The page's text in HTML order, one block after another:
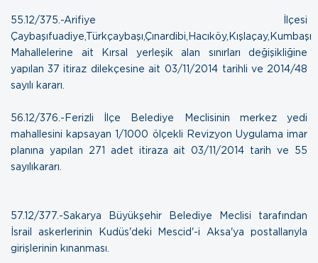
55.12/375.-Arifiye İlçesi
Çaybaşıfuadiye,Türkçaybaşı,Çınardibi,Hacıköy,Kışlaçay,Kumbaşı
Mahallelerine ait Kırsal yerleşik alan sınırları değişikliğine
yapılan 37 itiraz dilekçesine ait03/11/2014 tarihli ve 2014/48
sayılı kararı.
56.12/376.-Ferizli İlçe Belediye Meclisinin merkez yedi
mahallesini kapsayan 1/1000 ölçekli Revizyon Uygulama imar
planına yapılan 271 adet itiraza ait03/11/2014 tarih ve 55
sayılıkararı.
57.12/377.-Sakarya Büyükşehir Belediye Meclisi tarafından
İsrail askerlerinin Kudüs'deki Mescid'-i Aksa'ya postallarıyla
girişlerinin kınanması.